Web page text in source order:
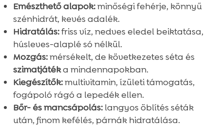
Emészthető alapok:minőségi fehérje, könnyű
szénhidrát, kevés adalék.
Hidratálás:friss víz, nedves eledel beiktatása,
húsleves-alaplé só nélkül.
Mozgás:mérsékelt, de következetes séta és
szimatjátéka mindennapokban.
Kiegészítők:multivitamin, ízületi támogatás,
fogápoló rágó a lepedék ellen.
Bőr- és mancsápolás:langyos öblítés séták
után, finom kefélés, párnák hidratálása.